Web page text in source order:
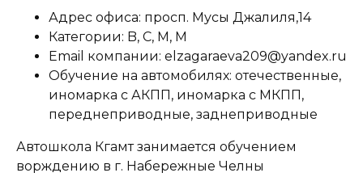
Адрес офиса: просп. Мусы Джалиля,14
Категории: B, C, M, M
Email компании: elzagaraeva209@yandex.ru
Обучение на автомобилях: отечественные,
иномарка с АКПП, иномарка с МКПП,
переднеприводные, заднеприводные
Автошкола Кгамт занимается обучением
ворждению в г. Набережные Челны